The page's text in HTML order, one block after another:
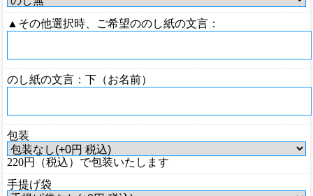
▲その他選択時、ご希望ののし紙の文言：
のし紙の文言：下（お名前）
包装
220円（税込）で包装いたします
手提げ袋